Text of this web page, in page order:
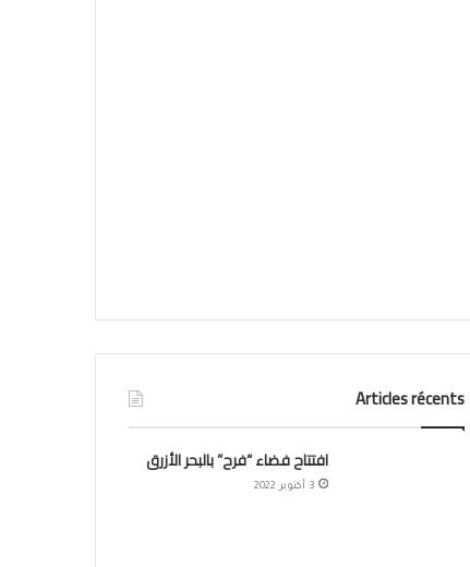
Articles récents
افتتاح فضاء “فرح” بالبحر الأزرق
3 أكتوبر 2022